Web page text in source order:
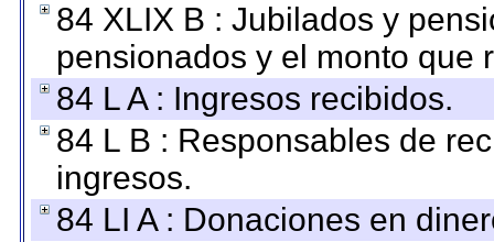
84 XLIX B : Jubilados y
pensionados y el monto que
84 L A : Ingresos recibidos.
84 L B : Responsables de
ingresos.
84 LI A : Donaciones en